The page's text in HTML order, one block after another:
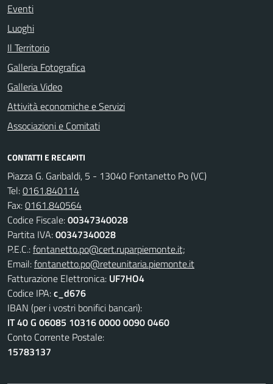
Eventi
Luoghi
Il Territorio
Galleria Fotografica
Galleria Video
Attività economiche e Servizi
Associazioni e Comitati
CONTATTI E RECAPITI
Piazza G. Garibaldi, 5 - 13040 Fontanetto Po (VC)
Tel:0161.840114
Fax:0161.840564
Codice Fiscale:00347340028
Partita IVA:00347340028
P.E.C.:fontanetto.po@cert.ruparpiemonte.it;
Email:fontanetto.po@reteunitaria.piemonte.it
Fatturazione Elettronica: UF7HO4
Codice IPA:c_d676
IBAN (per i vostri bonifici bancari):
IT 40 G 06085 10316 0000 0090 0460
Conto Corrente Postale:
15783137